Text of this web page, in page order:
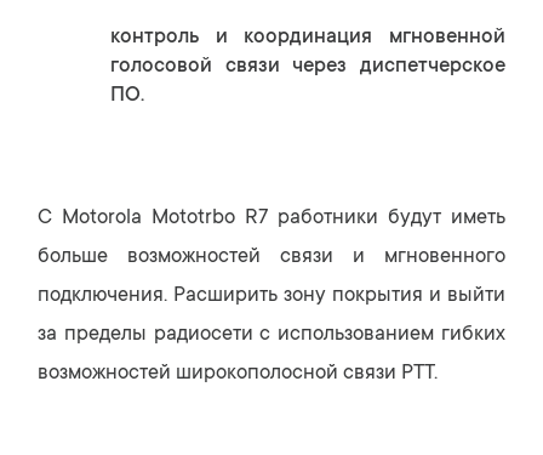
контроль и координация мгновенной
голосовой связи через диспетчерское
ПО.
С Motorola Mototrbo R7 работники будут иметь
больше возможностей связи и мгновенного
подключения. Расширить зону покрытия и выйти
за пределы радиосети с использованием гибких
возможностей широкополосной связи PTT.